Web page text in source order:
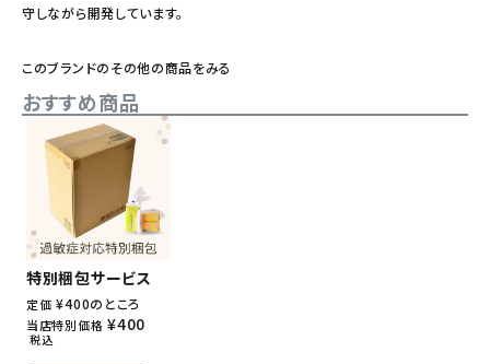
守しながら開発しています。
このブランドのその他の商品をみる
おすすめ商品
特別梱包サービス
定価 ¥400のところ
当店特別価格 ¥400
税込